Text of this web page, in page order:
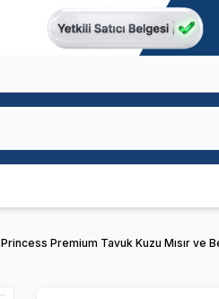
Princess Premium Tavuk Kuzu Mısır ve